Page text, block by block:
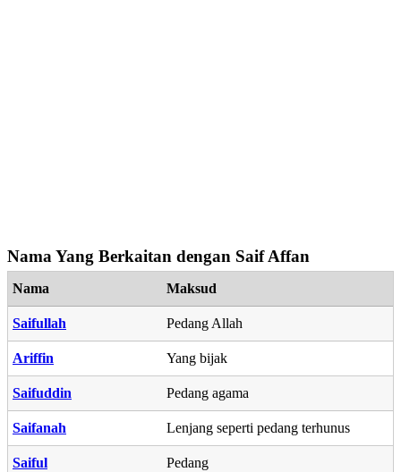
Nama Yang Berkaitan dengan Saif Affan
Nama Maksud
Saifullah Pedang Allah
Ariffin Yang bijak
Saifuddin Pedang agama
Saifanah Lenjang seperti pedang terhunus
Saiful Pedang